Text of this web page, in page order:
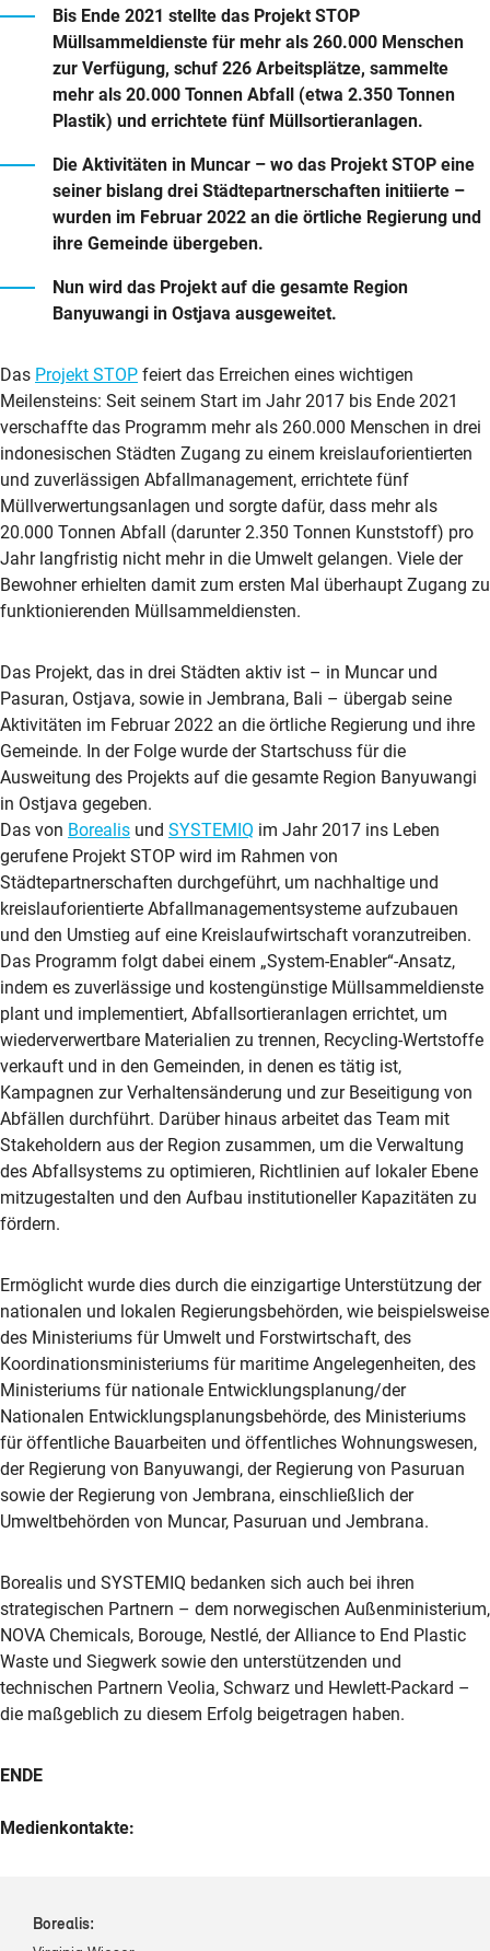
Bis Ende 2021 stellte das Projekt STOP
Müllsammeldienste für mehr als 260.000 Menschen
zur Verfügung, schuf 226 Arbeitsplätze, sammelte
mehr als 20.000 Tonnen Abfall (etwa 2.350 Tonnen
Plastik) und errichtete fünf Müllsortieranlagen.
Die Aktivitäten in Muncar – wo das Projekt STOP eine
seiner bislang drei Städtepartnerschaften initiierte –
wurden im Februar 2022 an die örtliche Regierung und
ihre Gemeinde übergeben.
Nun wird das Projekt auf die gesamte Region
Banyuwangi in Ostjava ausgeweitet.
Das Projekt STOP feiert das Erreichen eines wichtigen
Meilensteins: Seit seinem Start im Jahr 2017 bis Ende 2021
verschaffte das Programm mehr als 260.000 Menschen in drei
indonesischen Städten Zugang zu einem kreislauforientierten
und zuverlässigen Abfallmanagement, errichtete fünf
Müllverwertungsanlagen und sorgte dafür, dass mehr als
20.000 Tonnen Abfall (darunter 2.350 Tonnen Kunststoff) pro
Jahr langfristig nicht mehr in die Umwelt gelangen. Viele der
Bewohner erhielten damit zum ersten Mal überhaupt Zugang zu
funktionierenden Müllsammeldiensten.
Das Projekt, das in drei Städten aktiv ist – in Muncar und
Pasuran, Ostjava, sowie in Jembrana, Bali – übergab seine
Aktivitäten im Februar 2022 an die örtliche Regierung und ihre
Gemeinde. In der Folge wurde der Startschuss für die
Ausweitung des Projekts auf die gesamte Region Banyuwangi
in Ostjava gegeben.
Das von Borealis und SYSTEMIQ im Jahr 2017 ins Leben
gerufene Projekt STOP wird im Rahmen von
Städtepartnerschaften durchgeführt, um nachhaltige und
kreislauforientierte Abfallmanagementsysteme aufzubauen
und den Umstieg auf eine Kreislaufwirtschaft voranzutreiben.
Das Programm folgt dabei einem „System-Enabler“-Ansatz,
indem es zuverlässige und kostengünstige Müllsammeldienste
plant und implementiert, Abfallsortieranlagen errichtet, um
wiederverwertbare Materialien zu trennen, Recycling-Wertstoffe
verkauft und in den Gemeinden, in denen es tätig ist,
Kampagnen zur Verhaltensänderung und zur Beseitigung von
Abfällen durchführt. Darüber hinaus arbeitet das Team mit
Stakeholdern aus der Region zusammen, um die Verwaltung
des Abfallsystems zu optimieren, Richtlinien auf lokaler Ebene
mitzugestalten und den Aufbau institutioneller Kapazitäten zu
fördern.
Ermöglicht wurde dies durch die einzigartige Unterstützung der
nationalen und lokalen Regierungsbehörden, wie beispielsweise
des Ministeriums für Umwelt und Forstwirtschaft, des
Koordinationsministeriums für maritime Angelegenheiten, des
Ministeriums für nationale Entwicklungsplanung/der
Nationalen Entwicklungsplanungsbehörde, des Ministeriums
für öffentliche Bauarbeiten und öffentliches Wohnungswesen,
der Regierung von Banyuwangi, der Regierung von Pasuruan
sowie der Regierung von Jembrana, einschließlich der
Umweltbehörden von Muncar, Pasuruan und Jembrana.
Borealis und SYSTEMIQ bedanken sich auch bei ihren
strategischen Partnern – dem norwegischen Außenministerium,
NOVA Chemicals, Borouge, Nestlé, der Alliance to End Plastic
Waste und Siegwerk sowie den unterstützenden und
technischen Partnern Veolia, Schwarz und Hewlett-Packard –
die maßgeblich zu diesem Erfolg beigetragen haben.
ENDE
Medienkontakte:
Borealis: